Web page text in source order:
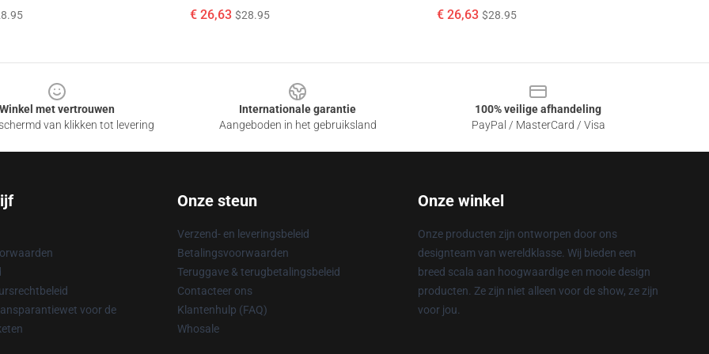
€ 26,63 $28.95 € 26,63 $28.95
Winkel met vertrouwen
van klikken tot levering
Internationale garantie
Aangeboden in het gebruiksland
100% veilige afhandeling
PayPal / MasterCard / Visa
voor de
Onze steun
Verzend- en leveringsbeleid
Betalingsvoorwaarden
Teruggave & terugbetalingsbeleid
Contacteer ons
Klantenhulp (FAQ)
Whosale
Onze winkel
Onze producten zijn ontworpen door ons
designteam van wereldklasse. Wij bieden een
breed scala aan hoogwaardige en mooie design
producten. Ze zijn niet alleen voor de show, ze zijn
voor jou.